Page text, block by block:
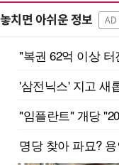
놓치면 아쉬운 정보 AD